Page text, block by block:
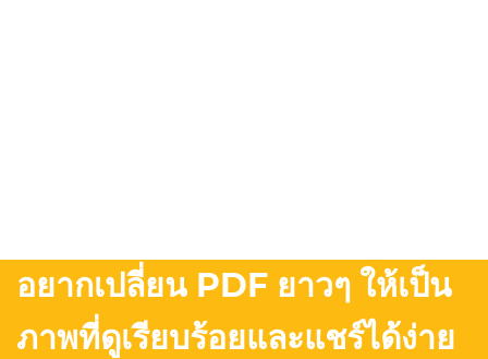
อยากเปลี่ยน PDF ยาวๆ ให้เป็น
ภาพที่ดูเรียบร้อยและแชร์ได้ง่าย